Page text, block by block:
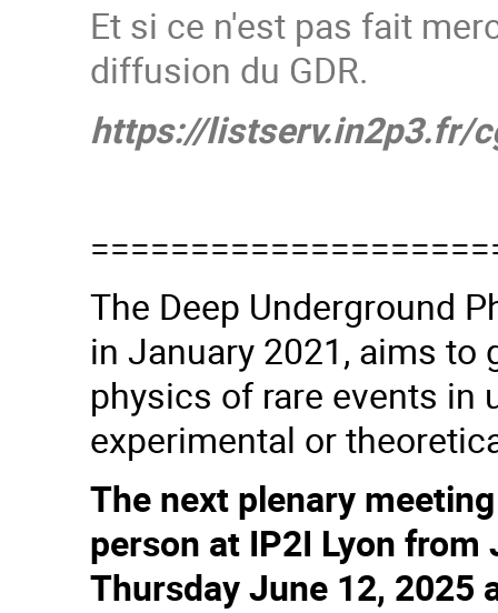
Et si ce n'est pas fait
diffusion du GDR.
https://listserv.in2p3.fr/
The Deep Underground
in January 2021, aims to
physics of rare events in
experimental or
The next plenary
person at IP2I Lyon
Thursday June 12, 2025